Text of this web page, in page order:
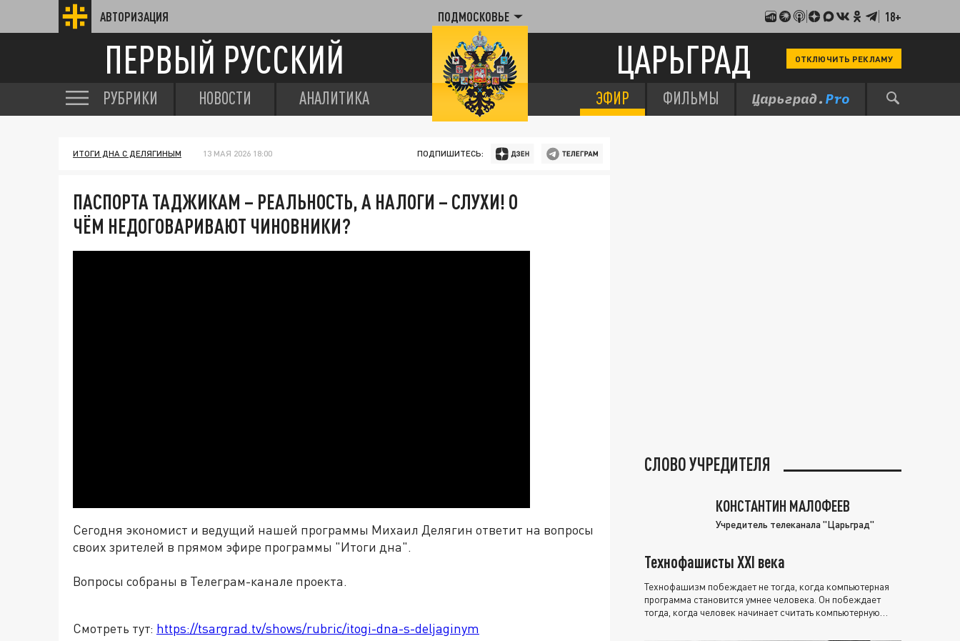
АВТОРИЗАЦИЯ ПОДМОСКОВЬЕ 18+
ПЕРВЫЙ РУССКИЙ ЦАРЬГРАД ОТКЛЮЧИТЬ РЕКЛАМУ
РУБРИКИ НОВОСТИ АНАЛИТИКА ЭФИР ФИЛЬМЫ
ИТОГИ ДНА С ДЕЛЯГИНЫМ 13 МАЯ 2026 18:00 ПОДПИШИТЕСЬ:
ПАСПОРТА ТАДЖИКАМ – РЕАЛЬНОСТЬ, А НАЛОГИ – СЛУХИ! О
ЧЁМ НЕДОГОВАРИВАЮТ ЧИНОВНИКИ?
Сегодня экономист и ведущий нашей программы Михаил Делягин ответит на вопросы
своих зрителей в прямом эфире программы "Итоги дна".
Вопросы собраны в Телеграм-канале проекта.
Смотреть тут: https://tsargrad.tv/shows/rubric/itogi-dna-s-deljaginym
СЛОВО УЧРЕДИТЕЛЯ
КОНСТАНТИН МАЛОФЕЕВ
Учредитель телеканала "Царьград"
Технофашисты XXI века
Технофашизм побеждает не тогда, когда компьютерная
программа становится умнее человека. Он побеждает
тогда, когда человек начинает считать компьютерную